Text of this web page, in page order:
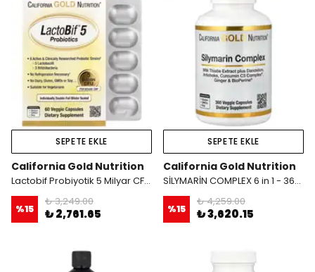
SEPETE EKLE
California Gold Nutrition
Lactobif Probiyotik 5 Milyar CFU 60 Bitkisel Kapsül
%15
₺ 3,249.00
₺ 2,761.65
SEPETE EKLE
California Gold Nutrition
SİLYMARİN COMPLEX 6 in 1 - 360 Kapsül
%15
₺ 4,259.00
₺ 3,620.15